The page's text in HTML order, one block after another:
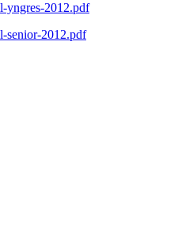
yngres-2012.pdf
senior-2012.pdf